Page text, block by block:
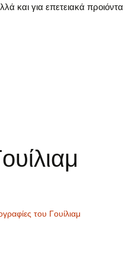
και για επετειακά προιόντα
του Γουίλιαμ